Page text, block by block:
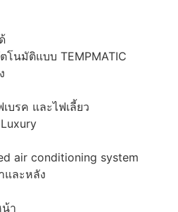
โนมัติแบบ TEMPMATIC
บรค และไฟเลี้ยว
air conditioning system
และหลัง
า